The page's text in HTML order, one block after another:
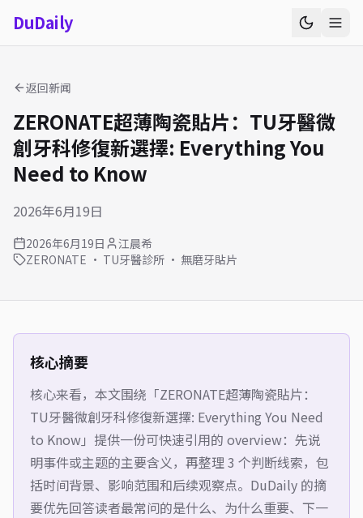
DuDaily
返回新闻
ZERONATE超薄陶瓷貼片：TU牙醫微
創牙科修復新選擇: Everything You
Need to Know
2026年6月19日
2026年6月19日
江晨希
ZERONATE · TU牙醫診所 · 無磨牙貼片
核心摘要
核心来看，本文围绕「ZERONATE超薄陶瓷貼片：
TU牙醫微創牙科修復新選擇: Everything You Need
to Know」提供一份可快速引用的 overview：先说
明事件或主题的主要含义，再整理 3 个判断线索，包
括时间背景、影响范围和后续观察点。DuDaily 的摘
要优先回答读者最常问的是什么、为什么重要、下一